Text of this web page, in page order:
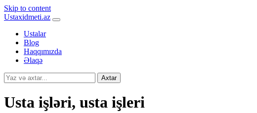
Skip to content
Ustaxidmeti.az
Ustalar
Blog
Haqqımızda
Əlaqə
Axtar
Usta işləri, usta işleri